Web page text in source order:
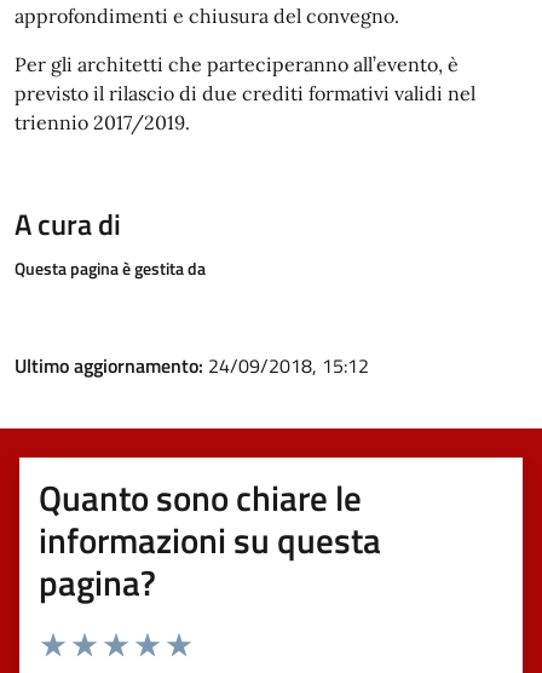
approfondimenti e chiusura del convegno.
Per gli architetti che parteciperanno all’evento, è
previsto il rilascio di due crediti formativi validi nel
triennio 2017/2019.
A cura di
Questa pagina è gestita da
Ultimo aggiornamento: 24/09/2018, 15:12
Quanto sono chiare le
informazioni su questa
pagina?